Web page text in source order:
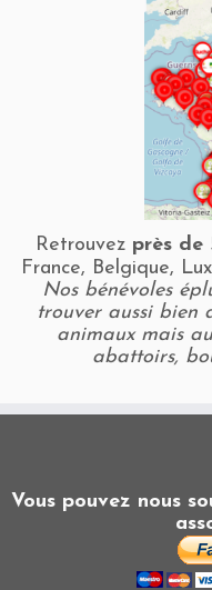
Retrouvez près de
France, Belgique,
Nos bénévoles
trouver aussi bien
animaux mais
abattoirs,
Vous pouvez nous